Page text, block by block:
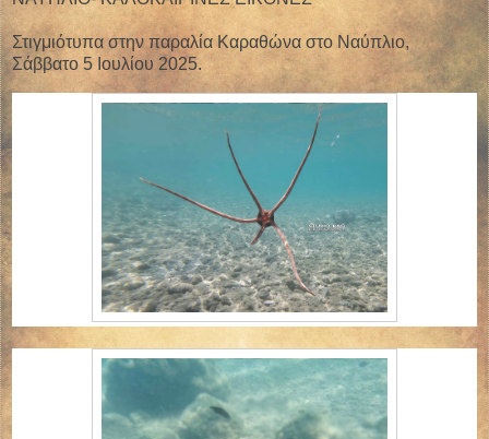
Στιγμιότυπα στην παραλία Καραθώνα στο Ναύπλιο,
Σάββατο 5 Ιουλίου 2025.